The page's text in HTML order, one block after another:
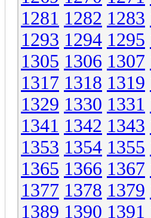
1281 1282 1283
1293 1294 1295
1305 1306 1307
1317 1318 1319
1329 1330 1331
1341 1342 1343
1353 1354 1355
1365 1366 1367
1377 1378 1379
1389 1390 1391